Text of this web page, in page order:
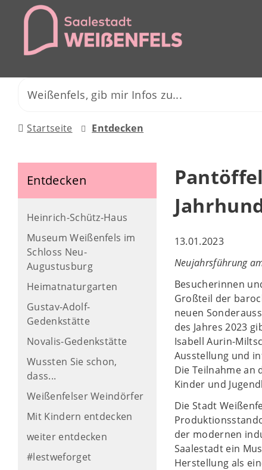
Startseite Entdecken
Entdecken
Heinrich-Schütz-Haus
Museum Weißenfels im
Schloss Neu-
Augustusburg
Heimatnaturgarten
Gustav-Adolf-
Gedenkstätte
Novalis-Gedenkstätte
Wussten Sie schon,
dass...
Weißenfelser Weindörfer
Mit Kindern entdecken
weiter entdecken
#lestweforget
13.01.2023
Neujahrsführung
Besucherinnen
Großteil der
neuen
des Jahres 2023
Isabell Aurin-
Ausstellung und
Die Teilnahme an
Kinder und
Die Stadt
der modernen
Saalestadt ein
Herstellung als